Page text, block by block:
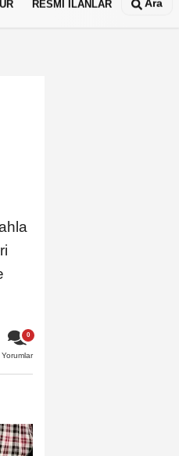
RESMİ İLANLAR Ara
Yorumlar